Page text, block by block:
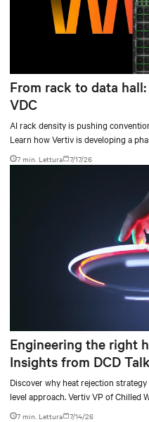
From rack to data
VDC
AI rack density is pushing
Learn how Vertiv is developing a
level sidecars to centralized data-hall
7 min. Lettura 7/17/26
Engineering the right
Insights from DCD
Discover why heat rejection
level approach. Vertiv VP of Chilled
about density, location, and water
7 min. Lettura 7/14/26